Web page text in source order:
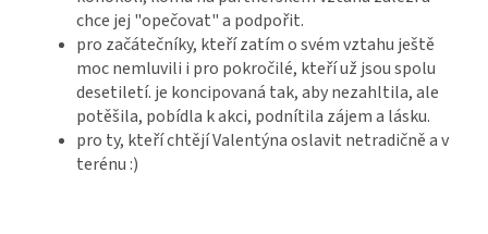
chce jej "opečovat" a podpořit.
pro začátečníky, kteří zatím o svém vztahu ještě
moc nemluvili i pro pokročilé, kteří už jsou spolu
desetiletí. je koncipovaná tak, aby nezahltila, ale
potěšila, pobídla k akci, podnítila zájem a lásku.
pro ty, kteří chtějí Valentýna oslavit netradičně a v
terénu :)